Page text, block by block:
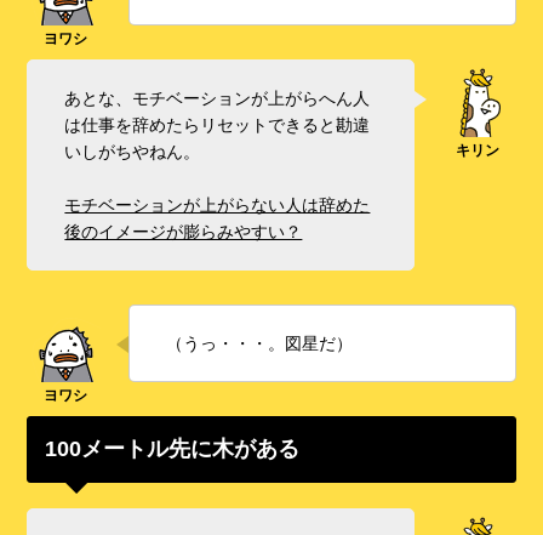
あとな、モチベーションが上がらへん人
は仕事を辞めたらリセットできると勘違
いしがちやねん。
モチベーションが上がらない人は辞めた
後のイメージが膨らみやすい？
（うっ・・・。図星だ）
100メートル先に木がある